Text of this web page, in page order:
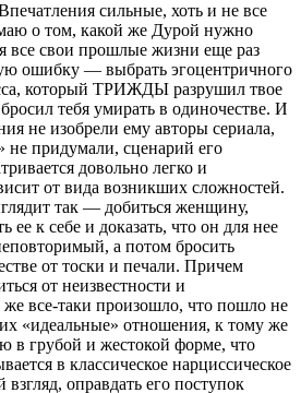
сильные, хоть и не все
о том, какой же Дурой нужно
все свои прошлые жизни еще раз
ошибку — выбрать эгоцентричного
который ТРИЖДЫ разрушил твое
тебя умирать в одиночестве. И
не изобрели ему авторы сериала,
не придумали, сценарий его
довольно легко и
от вида возникших сложностей.
так — добиться женщину,
ее к себе и доказать, что он для нее
а потом бросить
от тоски и печали. Причем
от неизвестности и
все-таки произошло, что пошло не
«идеальные» отношения, к тому же
в грубой и жестокой форме, что
в классическое нарциссическое
оправдать его поступок